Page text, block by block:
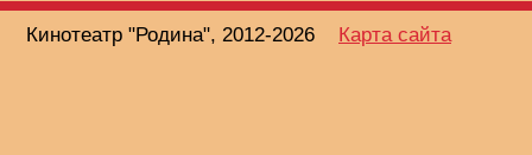
Кинотеатр "Родина", 2012-2026 Карта сайта